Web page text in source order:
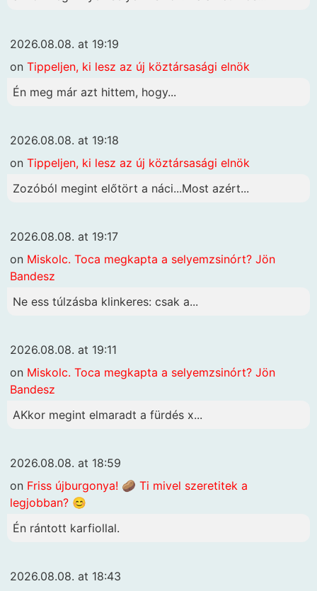
2026.08.08. at 19:19
on Tippeljen, ki lesz az új köztársasági elnök
Én meg már azt hittem, hogy...
2026.08.08. at 19:18
on Tippeljen, ki lesz az új köztársasági elnök
Zozóból megint előtört a náci...Most azért...
2026.08.08. at 19:17
on Miskolc. Toca megkapta a selyemzsinórt? Jön
Bandesz
Ne ess túlzásba klinkeres: csak a...
2026.08.08. at 19:11
on Miskolc. Toca megkapta a selyemzsinórt? Jön
Bandesz
AKkor megint elmaradt a fürdés x...
2026.08.08. at 18:59
on Friss újburgonya! 🥔 Ti mivel szeretitek a
legjobban? 😊
Én rántott karfiollal.
2026.08.08. at 18:43